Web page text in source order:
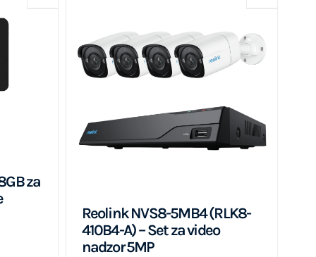
za
Reolink NVS8-5MB4 (RLK8-
410B4-A) – Set za video
nadzor 5MP